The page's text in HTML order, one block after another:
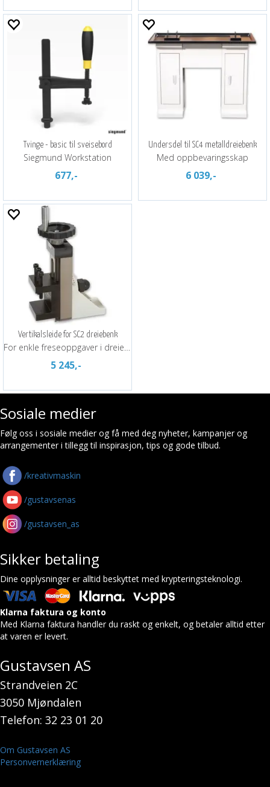
Tvinge - basic til sveisebord
Siegmund Workstation
677,-
Undersdel til SC4 metalldreiebenk
Med oppbevaringsskap
6 039,-
Vertikalsleide for SC2 dreiebenk
For enkle freseoppgaver i dreiebenken
5 245,-
Sosiale medier
Følg oss i sosiale medier og få med deg nyheter, kampanjer og
arrangementer i tillegg til inspirasjon, tips og gode tilbud.
/kreativmaskin
/gustavsenas
/gustavsen_as
Sikker betaling
Dine opplysninger er alltid beskyttet med krypteringsteknologi.
Klarna faktura og konto
Med Klarna faktura handler du raskt og enkelt, og betaler alltid etter
at varen er levert.
Gustavsen AS
Strandveien 2C
3050 Mjøndalen
Telefon: 32 23 01 20
Om Gustavsen AS
Personvernerklæring